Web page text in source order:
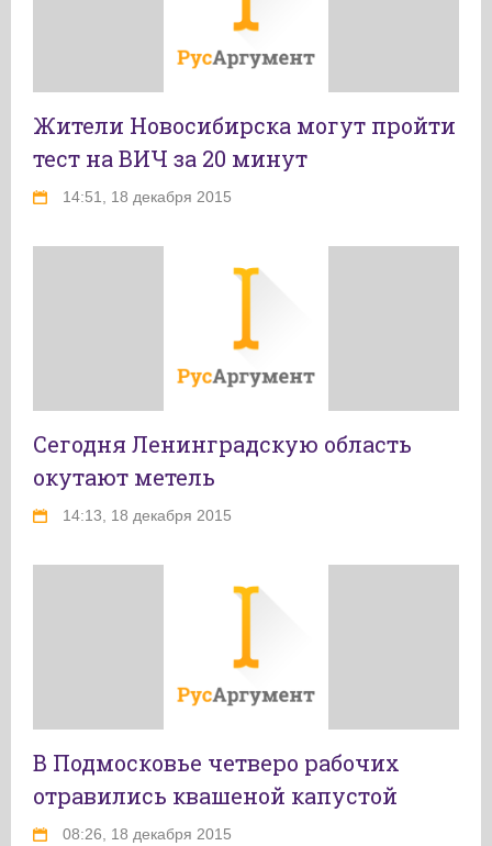
Жители Новосибирска могут пройти
тест на ВИЧ за 20 минут
14:51, 18 декабря 2015
Сегодня Ленинградскую область
окутают метель
14:13, 18 декабря 2015
В Подмосковье четверо рабочих
отравились квашеной капустой
08:26, 18 декабря 2015